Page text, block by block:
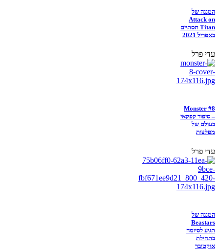
המנגה של
Attack on
Titan תסתיים
באפריל 2021
עדי פרל
Monster #8
– סיפור קפקאי
בעולם של
מפלצות
עדי פרל
המנגה של
Beastars
תגיע לסיומה
בתחילת
אוקטובר